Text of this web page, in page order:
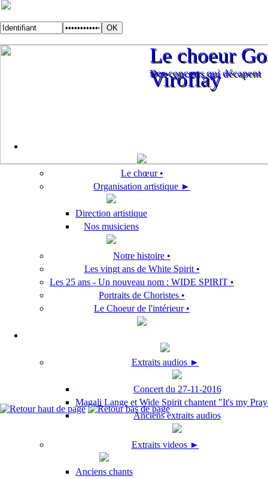
Des concerts qui décapent
Le choeur
Viroflay
Des concerts qui décapent
Le choeur
Viroflay
Le chœur •
Organisation artistique ►
Direction artistique
Nos musiciens
Notre histoire •
Les vingt ans de White Spirit •
Les 25 ans - Un nouveau nom : WIDE SPIRIT •
Portraits de Choristes •
Le Choeur de l'intérieur •
Extraits audios ►
Concert du 27-11-2016
Magali Lange et Wide Spirit chantent "It's my
Anciens extraits audios
Extraits videos ►
Anciens chants